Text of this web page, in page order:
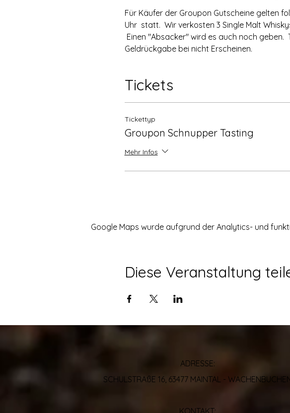
Für Käufer der Groupon Gutscheine gelten
Uhr  statt.  Wir verkosten 3 Single Malt
Einen "Absacker" wird es auch noch geben.
Geldrückgabe bei nicht Erscheinen.
Tickets
Tickettyp
Groupon Schnupper Tasting
Mehr Infos
Google Maps wurde aufgrund der Analytics- und
Diese Veranstaltung
ADRESSE:
SCHULSTRAßE 16, 63477 MAINTAL -